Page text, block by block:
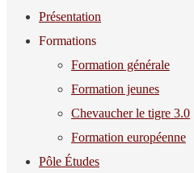
Présentation
Formations
Formation générale
Formation jeunes
Chevaucher le tigre 3.0
Formation européenne
Pôle Études